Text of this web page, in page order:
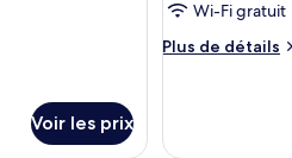
Voir les prix
type
de
très
Wi-Fi gratuit
Plus de détails
Plus
type